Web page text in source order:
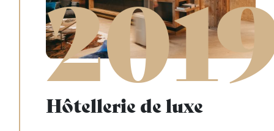
Hôtellerie de luxe